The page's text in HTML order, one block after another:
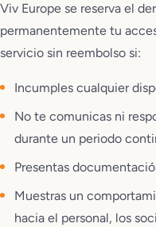
Viv Europe se reserva el
permanentemente tu
servicio sin reembolso si:
Incumples cualquier
No te comunicas ni
durante un periodo
Presentas
Muestras un
hacia el personal, los